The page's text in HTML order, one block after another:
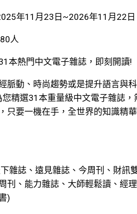
年11 月 23 日~2026年11 月 22 日
80人
本熱門中文電子雜誌，即刻開讀!
脈動、時尚趨勢或是提升語言與
您精選31 本重量級中文電子雜誌，
只要一機在手，全世界的知識精
雜誌、遠見雜誌、今周刊、財訊
刊、能力雜誌、大師輕鬆讀、經
)